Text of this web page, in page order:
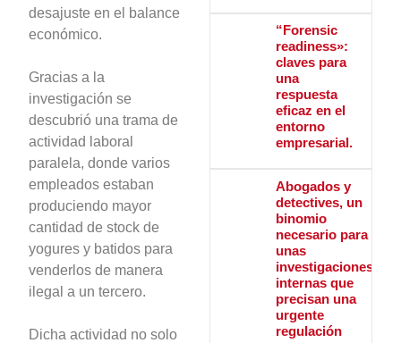
desajuste en el balance
económico.
Gracias a la
investigación se
descubrió una trama de
actividad laboral
paralela, donde varios
empleados estaban
produciendo mayor
cantidad de stock de
yogures y batidos para
venderlos de manera
ilegal a un tercero.
Dicha actividad no solo
“Forensic
readiness»:
claves para
una
respuesta
eficaz en el
entorno
empresarial.
Abogados y
detectives, un
binomio
necesario para
unas
investigaciones
internas que
precisan una
urgente
regulación